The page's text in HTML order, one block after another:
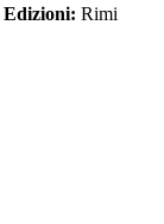
Edizioni: Rimi